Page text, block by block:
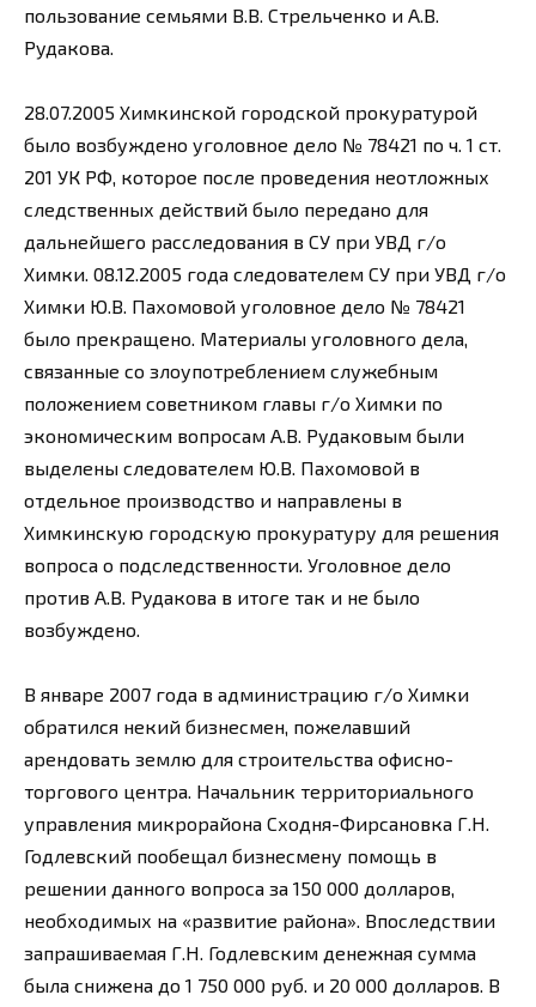
пользование семьями В.В. Стрельченко и А.В.
Рудакова.
28.07.2005 Химкинской городской прокуратурой
было возбуждено уголовное дело № 78421 по ч. 1 ст.
201 УК РФ, которое после проведения неотложных
следственных действий было передано для
дальнейшего расследования в СУ при УВД г/о
Химки. 08.12.2005 года следователем СУ при УВД г/о
Химки Ю.В. Пахомовой уголовное дело № 78421
было прекращено. Материалы уголовного дела,
связанные со злоупотреблением служебным
положением советником главы г/о Химки по
экономическим вопросам А.В. Рудаковым были
выделены следователем Ю.В. Пахомовой в
отдельное производство и направлены в
Химкинскую городскую прокуратуру для решения
вопроса о подследственности. Уголовное дело
против А.В. Рудакова в итоге так и не было
возбуждено.
В январе 2007 года в администрацию г/о Химки
обратился некий бизнесмен, пожелавший
арендовать землю для строительства офисно-
торгового центра. Начальник территориального
управления микрорайона Сходня-Фирсановка Г.Н.
Годлевский пообещал бизнесмену помощь в
решении данного вопроса за 150 000 долларов,
необходимых на «развитие района». Впоследствии
запрашиваемая Г.Н. Годлевским денежная сумма
была снижена до 1 750 000 руб. и 20 000 долларов. В